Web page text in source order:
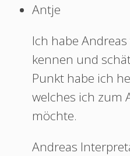
Antje
Ich habe
kennen und
Punkt habe ich
welches ich zum
möchte.
Andreas